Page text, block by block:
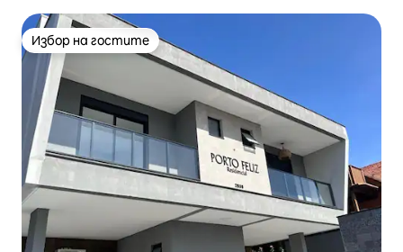
Избор на гостите
Избор на гостите